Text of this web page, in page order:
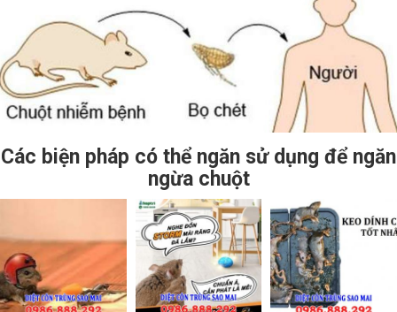
Các biện pháp có thể ngăn sử dụng để ngăn
ngừa chuột